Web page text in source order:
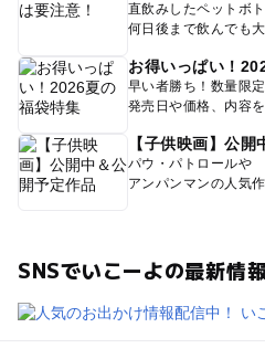
直飲みしたペットボト
何日後まで飲んでも
お得いっぱい！
早い者勝ち！数量限
発売日や価格、内容
【子供映画】公
パウ・パトロールや
アンパンマンの人気作
SNSでいこーよの最新情